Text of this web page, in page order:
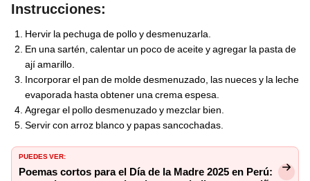
Instrucciones:
Hervir la pechuga de pollo y desmenuzarla.
En una sartén, calentar un poco de aceite y agregar la pasta de
ají amarillo.
Incorporar el pan de molde desmenuzado, las nueces y la leche
evaporada hasta obtener una crema espesa.
Agregar el pollo desmenuzado y mezclar bien.
Servir con arroz blanco y papas sancochadas.
PUEDES VER:
Poemas cortos para el Día de la Madre 2025 en Perú: